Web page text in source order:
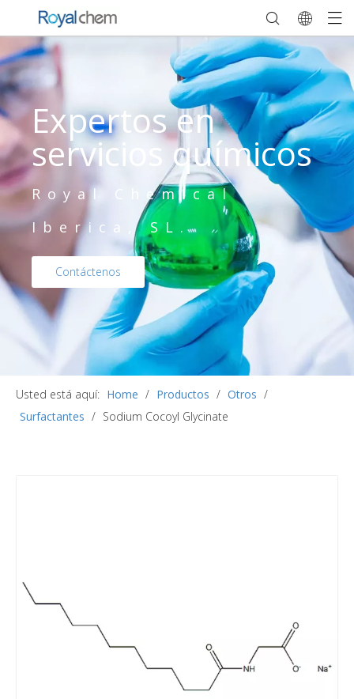
Expertos en
servicios químicos
Royal Chemical
Iberica, SL.
Contáctenos
Usted está aquí: Home / Productos / Otros /
Surfactantes / Sodium Cocoyl Glycinate